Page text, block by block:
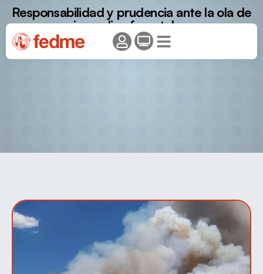
Responsabilidad y prudencia ante la ola de
incendios forestales.